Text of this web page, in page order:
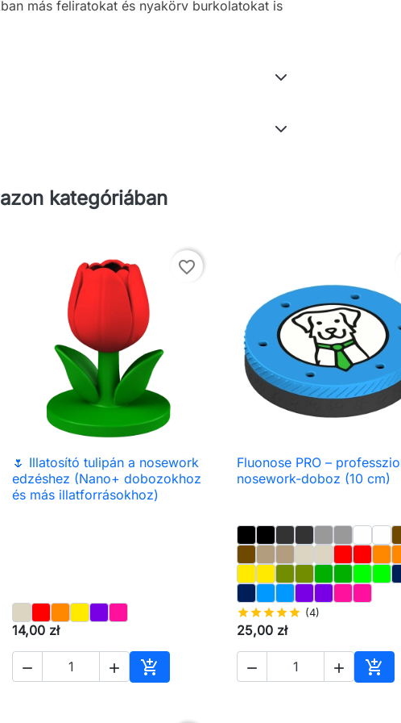
más feliratokat és nyakörv burkolatokat is
kategóriában
favorite_border
 Előnézet
🌷 Illatosító tulipán a nosework
edzéshez (Nano+ dobozokhoz
és más illatforrásokhoz)
14,00 zł
  
Kosárba
 Előnézet
Fluonose PRO –
nosework-doboz (10 cm)
starstarstarstarstar (4)
25,00 zł
  